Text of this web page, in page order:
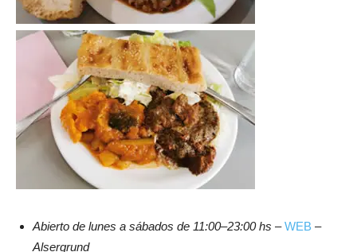
Abierto de lunes a sábados de 11:00–23:00 hs –WEB –
Alsergrund